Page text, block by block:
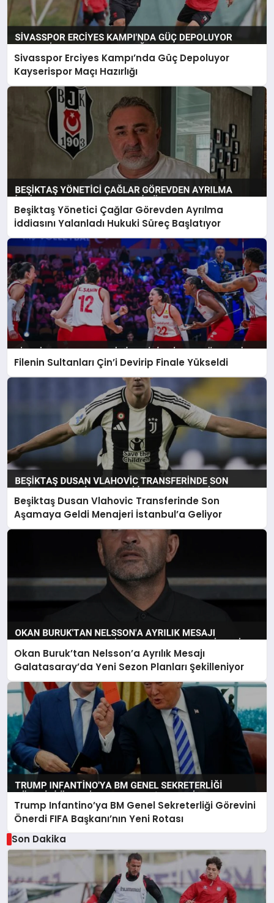
Sivasspor Erciyes Kampı’nda Güç Depoluyor
Kayserispor Maçı Hazırlığı
Beşiktaş Yönetici Çağlar Görevden Ayrılma
İddiasını Yalanladı Hukuki Süreç Başlatıyor
Filenin Sultanları Çin’i Devirip Finale Yükseldi
Beşiktaş Dusan Vlahovic Transferinde Son
Aşamaya Geldi Menajeri İstanbul’a Geliyor
Okan Buruk’tan Nelsson’a Ayrılık Mesajı
Galatasaray’da Yeni Sezon Planları Şekilleniyor
Trump Infantino’ya BM Genel Sekreterliği Görevini
Önerdi FIFA Başkanı’nın Yeni Rotası
Son Dakika